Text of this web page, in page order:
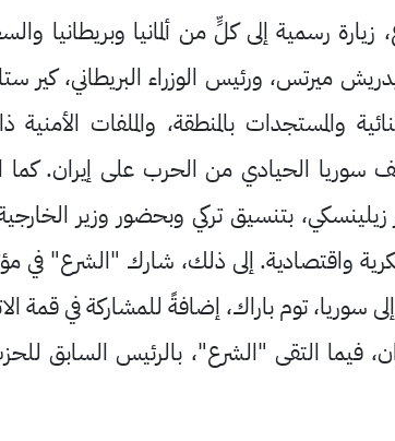
رسمية إلى كلٍّ من ألمانيا وبريطانيا
ميرتس، ورئيس الوزراء البريطاني، كير
والمستجدات بالمنطقة، والملفات
سوريا الحيادي من الحرب على إيران.
زيلينسكي، بتنسيق تركي وبحضور وزير
واقتصادية. إلى ذلك، شارك "الشرع" في
سوريا، توم باراك، إضافةً للمشاركة في قمة
فيما التقى "الشرع"، بالرئيس السابق للحزب